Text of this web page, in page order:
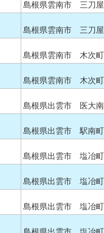
島根県雲南市 三刀
島根県雲南市 三刀
島根県雲南市 木次
島根県雲南市 木次
島根県出雲市 医大
島根県出雲市 駅南
島根県出雲市 塩冶
島根県出雲市 塩冶
島根県出雲市 塩冶